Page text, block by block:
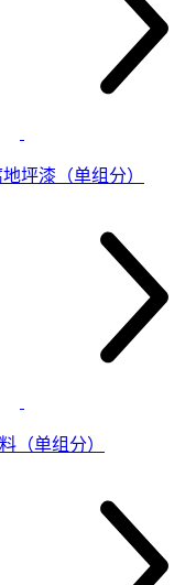
坪漆（单组分）
（单组分）